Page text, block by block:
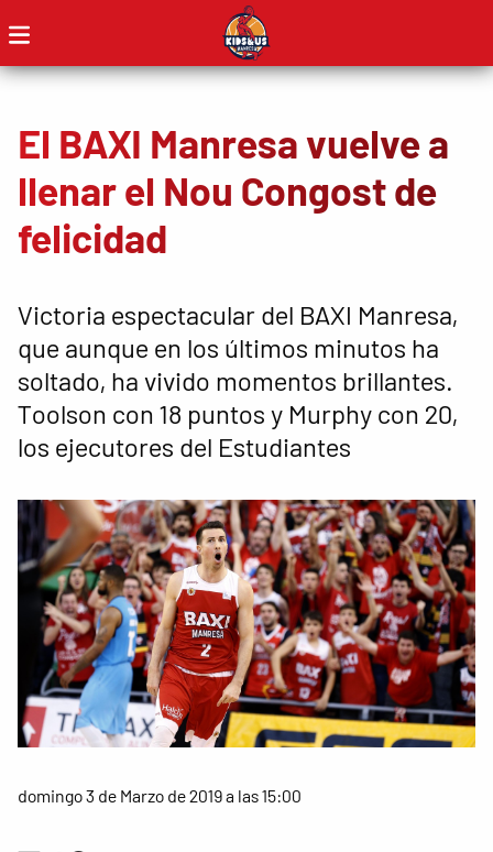
El BAXI Manresa vuelve a
llenar el Nou Congost de
felicidad
Victoria espectacular del BAXI Manresa,
que aunque en los últimos minutos ha
soltado, ha vivido momentos brillantes.
Toolson con 18 puntos y Murphy con 20,
los ejecutores del Estudiantes
domingo 3 de Marzo de 2019 a las 15:00